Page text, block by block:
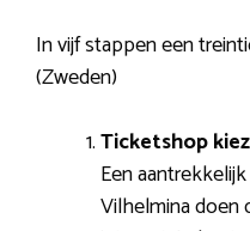
In vijf stappen een
(Zweden)
Ticketshop
Een
Vilhelmina doen